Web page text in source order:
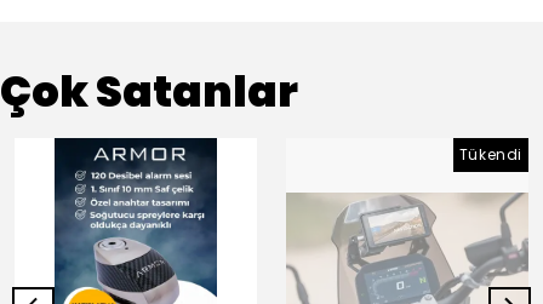
Çok Satanlar
Tükendi